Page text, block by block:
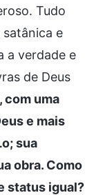
Tudo
e
a verdade e
de Deus
com uma
e mais
sua
obra. Como
status igual?